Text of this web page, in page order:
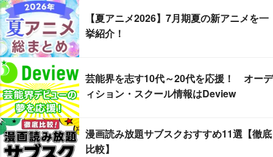
【夏アニメ2026】7月期夏の新アニメを一
挙紹介！
芸能界を志す10代～20代を応援！ オーデ
ィション・スクール情報はDeview
漫画読み放題サブスクおすすめ11選【徹底
比較】